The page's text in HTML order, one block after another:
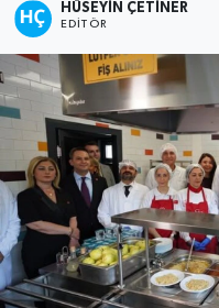
HÜSEYIN ÇETINER
EDITÖR